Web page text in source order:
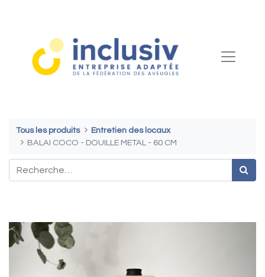
Tous les produits
Entretien des locaux
BALAI COCO - DOUILLE METAL - 60 CM